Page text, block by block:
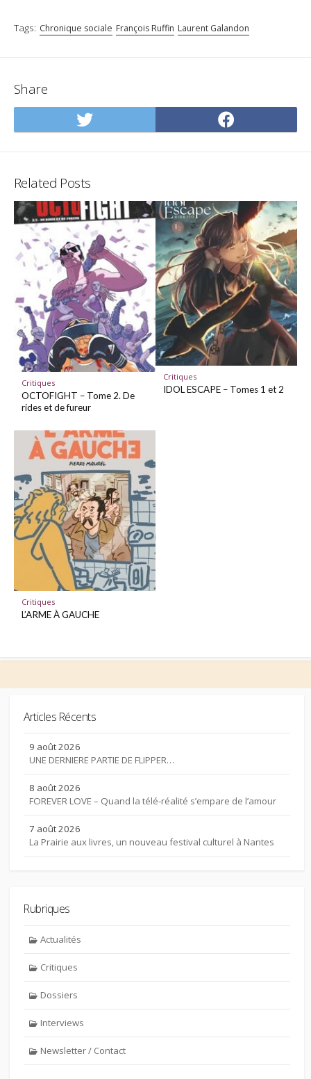
Tags: Chronique sociale François Ruffin Laurent Galandon
Share
Share
on
on
Related Posts
Critiques
OCTOFIGHT – Tome 2. De
rides et de fureur
Critiques
IDOL ESCAPE – Tomes 1 et 2
Critiques
L’ARME À GAUCHE
Articles Récents
9 août 2026
UNE DERNIERE PARTIE DE FLIPPER…
8 août 2026
FOREVER LOVE – Quand la télé-réalité s’empare de l’amour
7 août 2026
La Prairie aux livres, un nouveau festival culturel à Nantes
Rubriques
Actualités
Critiques
Dossiers
Interviews
Newsletter / Contact